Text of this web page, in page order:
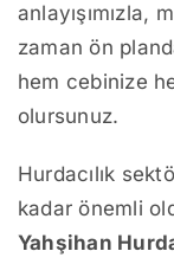
anlayışımızla,
zaman ön
hem cebinize
olursunuz.
Hurdacılık
kadar önemli
Yahşihan